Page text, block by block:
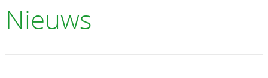
Nieuws